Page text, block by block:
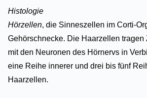
Histologie
Hörzellen, die Sinneszellen im Corti-
Gehörschnecke. Die Haarzellen tragen
mit den Neuronen des Hörnervs in
eine Reihe innerer und drei bis fünf
Haarzellen.